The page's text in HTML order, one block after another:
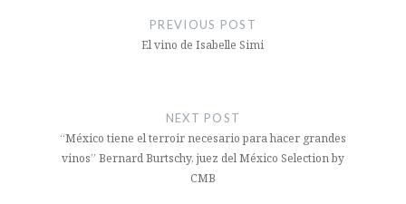
PREVIOUS POST
El vino de Isabelle Simi
NEXT POST
“México tiene el terroir necesario para hacer grandes
vinos” Bernard Burtschy, juez del México Selection by
CMB